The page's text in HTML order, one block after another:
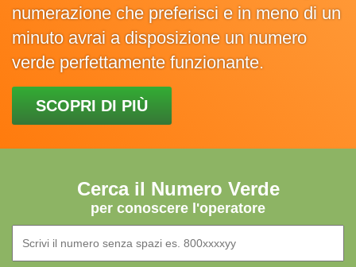
numerazione che preferisci e in meno di un
minuto avrai a disposizione un numero
verde perfettamente funzionante.
SCOPRI DI PIÙ
Cerca il Numero Verde
per conoscere l'operatore